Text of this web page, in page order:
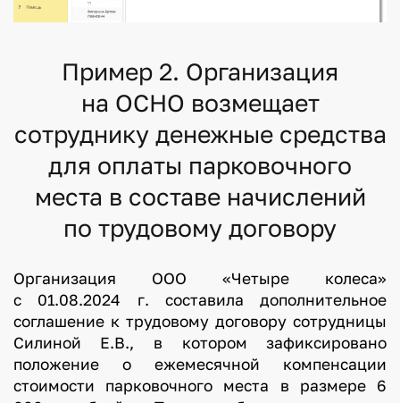
Пример 2. Организация
на ОСНО возмещает
сотруднику денежные средства
для оплаты парковочного
места в составе начислений
по трудовому договору
Организация ООО «Четыре колеса»
с 01.08.2024 г. составила дополнительное
соглашение к трудовому договору сотрудницы
Силиной Е.В., в котором зафиксировано
положение о ежемесячной компенсации
стоимости парковочного места в размере 6